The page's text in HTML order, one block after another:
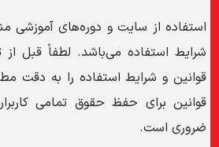
استفاده از سایت و دوره‌های آموزشی
شرایط استفاده می‌باشد. لطفاً قبل از
قوانین و شرایط استفاده را به دقت
قوانین برای حفظ حقوق تمامی
ضروری است.